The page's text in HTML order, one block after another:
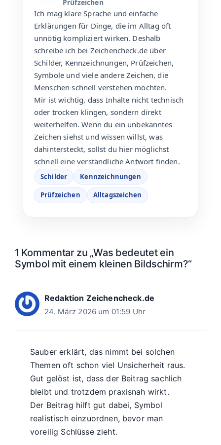
Prüfzeichen
Ich mag klare Sprache und einfache
Erklärungen für Dinge, die im Alltag oft
unnötig kompliziert wirken. Deshalb
schreibe ich bei Zeichencheck.de über
Schilder, Kennzeichnungen, Prüfzeichen,
Symbole und viele andere Zeichen, die
Menschen schnell verstehen möchten.
Mir ist wichtig, dass Inhalte nicht technisch
oder trocken klingen, sondern direkt
weiterhelfen. Wenn du ein unbekanntes
Zeichen siehst und wissen willst, was
dahintersteckt, sollst du hier möglichst
schnell eine verständliche Antwort finden.
Schilder Kennzeichnungen
Prüfzeichen Alltagszeichen
1 Kommentar zu „Was bedeutet ein
Symbol mit einem kleinen Bildschirm?“
Redaktion Zeichencheck.de
24. März 2026 um 01:59 Uhr
Sauber erklärt, das nimmt bei solchen
Themen oft schon viel Unsicherheit raus.
Gut gelöst ist, dass der Beitrag sachlich
bleibt und trotzdem praxisnah wirkt.
Der Beitrag hilft gut dabei, Symbol
realistisch einzuordnen, bevor man
voreilig Schlüsse zieht.